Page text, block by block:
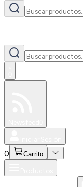
0 Carrito